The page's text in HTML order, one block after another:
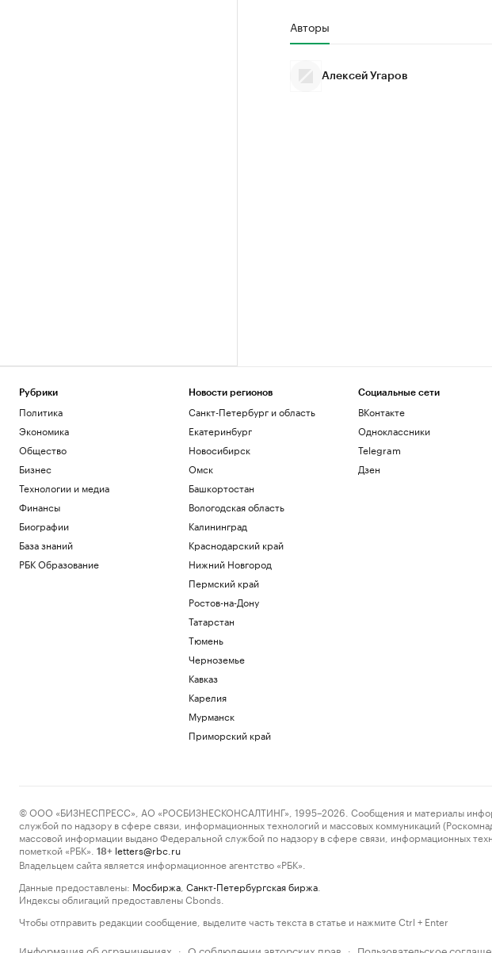
Авторы
Алексей Угаров
Рубрики
Политика
Экономика
Общество
Бизнес
Технологии и медиа
Финансы
Биографии
База знаний
РБК Образование
Новости регионов
Санкт-Петербург и область
Екатеринбург
Новосибирск
Омск
Башкортостан
Вологодская область
Калининград
Краснодарский край
Нижний Новгород
Пермский край
Ростов-на-Дону
Татарстан
Тюмень
Черноземье
Кавказ
Карелия
Мурманск
Приморский край
Социальные сети
ВКонтакте
Одноклассники
Telegram
Дзен
© ООО «БИЗНЕСПРЕСС», АО «РОСБИЗНЕСКОНСАЛТИНГ», 1995–2026. Сообщения и материалы
службой по надзору в сфере связи, информационных технологий и массовых коммуникаций
массовой информации выдано Федеральной службой по надзору в сфере связи, информационных
пометкой «РБК».
18+ letters@rbc.ru
Владельцем сайта является информационное агентство «РБК».
Данные предоставлены: Мосбиржа Санкт-Петербургская биржа
Индексы облигаций предоставлены Cbonds.
Чтобы отправить редакции сообщение, выделите часть текста в статье и нажмите Ctrl + Enter